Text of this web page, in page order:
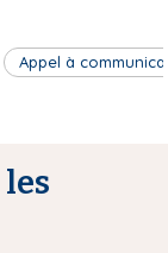
Appel à